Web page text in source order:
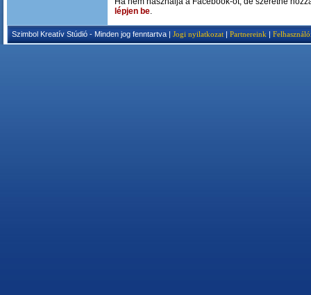
lépjen be.
Szimbol Kreatív Stúdió - Minden jog fenntartva | Jogi nyilatkozat | Partnereink |